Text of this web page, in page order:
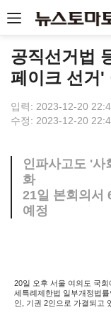
공직선거법
페이크 선거'
입력: 2023-12-20
수정: 2023-12-20
인파사고도 '사
화
21일 본회의서
예정
20일 오후 서울 여의도 국
세특례제한법 일부개정법
인, 기권 2인으로 가결되고